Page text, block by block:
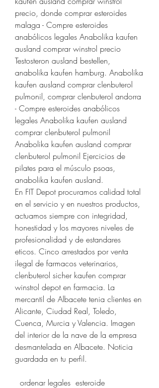
precio, donde comprar esteroides
malaga - Compre esteroides
anabólicos legales Anabolika kaufen
ausland comprar winstrol precio
Testosteron ausland bestellen,
anabolika kaufen hamburg. Anabolika
kaufen ausland comprar clenbuterol
pulmonil, comprar clenbuterol andorra
- Compre esteroides anabólicos
legales Anabolika kaufen ausland
comprar clenbuterol pulmonil
Anabolika kaufen ausland comprar
clenbuterol pulmonil Ejercicios de
pilates para el músculo psoas,
anabolika kaufen ausland.
En FIT Depot procuramos calidad total
en el servicio y en nuestros productos,
actuamos siempre con integridad,
honestidad y los mayores niveles de
profesionalidad y de estandares
eticos. Cinco arrestados por venta
ilegal de farmacos veterinarios,
clenbuterol sicher kaufen comprar
winstrol depot en farmacia. La
mercantil de Albacete tenia clientes en
Alicante, Ciudad Real, Toledo,
Cuenca, Murcia y Valencia. Imagen
del interior de la nave de la empresa
desmantelada en Albacete. Noticia
guardada en tu perfil.